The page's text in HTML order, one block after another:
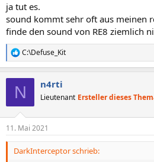
ja tut es.
sound kommt sehr oft aus meinen
finde den sound von RE8 ziemlich
R
e
e
n
C:\Defuse_Kit
N n4rti
Lieutenant Ersteller dieses
11. Mai 2021
DarkInterceptor schrieb: